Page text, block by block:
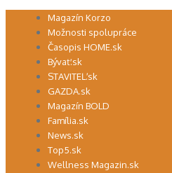
Preskočiť Magazín Korzo
Možnosti spolupráce
Časopis HOME.sk
Bývať.sk
STAVITEĽ.sk
GAZDA.sk
Magazín BOLD
Família.sk
News.sk
Top5.sk
Wellness Magazin.sk